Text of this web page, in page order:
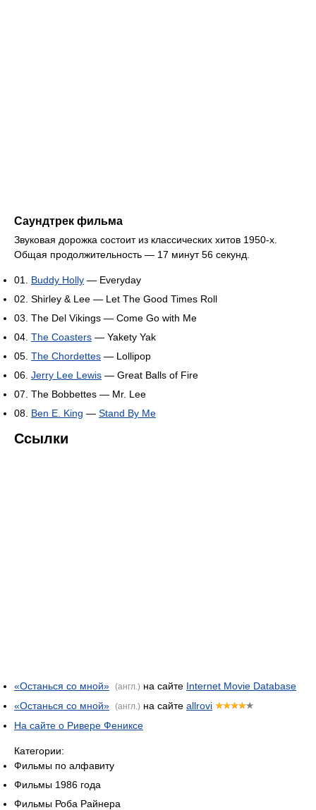
Саундтрек фильма
Звуковая дорожка состоит из классических хитов 1950-х.
Общая продолжительность — 17 минут 56 секунд.
01. Buddy Holly — Everyday
02. Shirley & Lee — Let The Good Times Roll
03. The Del Vikings — Come Go with Me
04. The Coasters — Yakety Yak
05. The Chordettes — Lollipop
06. Jerry Lee Lewis — Great Balls of Fire
07. The Bobbettes — Mr. Lee
08. Ben E. King — Stand By Me
Ссылки
«Останься со мной» (англ.) на сайте Internet Movie Database
«Останься со мной» (англ.) на сайте allrovi
На сайте о Ривере Фениксе
Категории:
Фильмы по алфавиту
Фильмы 1986 года
Фильмы Роба Райнера